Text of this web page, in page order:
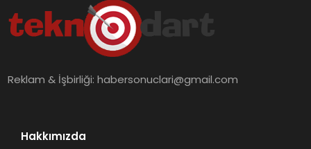
Reklam & İşbirliği:habersonuclari@gmail.com
Hakkımızda